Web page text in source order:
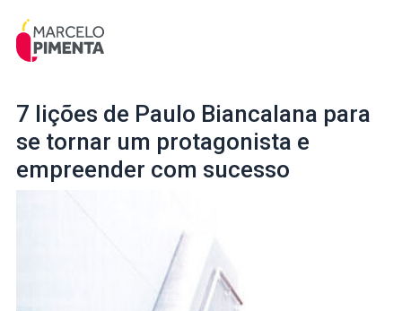
7 lições de Paulo Biancalana para
se tornar um protagonista e
empreender com sucesso